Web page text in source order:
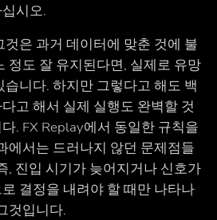
시오.
은 과거 데이터에 맞춘 것에 불
정도 잘 유지된다면, 실제로 유망
니다. 하지만 그렇다고 해도 백
고 해서 실제 실행도 완벽할 것
. FX Replay에서 동일한 규칙을
에서는 드러나지 않던 문제점들
, 진입 시기가 늦어지거나 신호가
결정을 내려야 할 때만 나타나
것입니다.